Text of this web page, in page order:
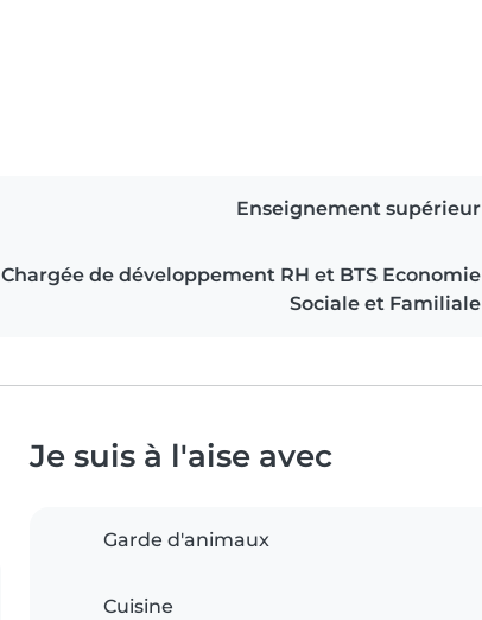
Enseignement supérieur
Chargée de développement RH et BTS Economie
Sociale et Familiale
Je suis à l'aise avec
Garde d'animaux
Cuisine